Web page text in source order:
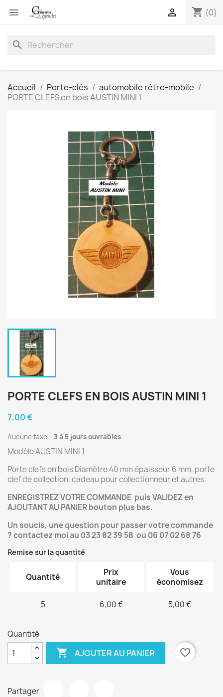
 shopping_cart (0)

search
Accueil Porte-clés
automobile rétro-mobile
PORTE CLEFS en bois AUSTIN MINI 1
PORTE CLEFS EN BOIS AUSTIN MINI 1
7,00 €
Aucune taxe 3 à 5 jours ouvrables
Modèle AUSTIN MINI 1
Porte clefs en bois Diamètre 40 mm épaisseur 6 mm, porte
clef de collection, cadeau pour collectionneur et autres.
ENREGISTREZ VOTRE COMMANDE puis VALIDEZ en
AJOUTANT AU PANIER bouton plus bas.
Un soucis, une question pour passer votre commande
? contactez moi au 03 23 82 39 58 ou 06 07 02 68 76
Remise sur la quantité
Quantité
Prix
unitaire
Vous
économisez
5 6,00 € 5,00 €
Quantité
 AJOUTER AU PANIER favorite_border
Partager